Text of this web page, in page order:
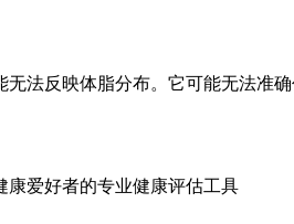
法反映体脂分布。它可能无法准
康爱好者的专业健康评估工具